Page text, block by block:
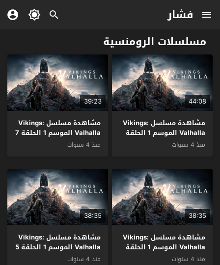
فشار
مسلسلات الرومنسية
44:08
مشاهدة مسلسل Vikings:
Valhalla الموسم 1 الحلقة
8 والاخيرة مترجم
منذ 4 سنوات
39:23
مشاهدة مسلسل Vikings:
Valhalla الموسم 1 الحلقة 7
مترجم
منذ 4 سنوات
38:35
مشاهدة مسلسل Vikings:
Valhalla الموسم 1 الحلقة
6 مترجم
منذ 4 سنوات
38:35
مشاهدة مسلسل Vikings:
Valhalla الموسم 1 الحلقة 5
مترجم
منذ 4 سنوات